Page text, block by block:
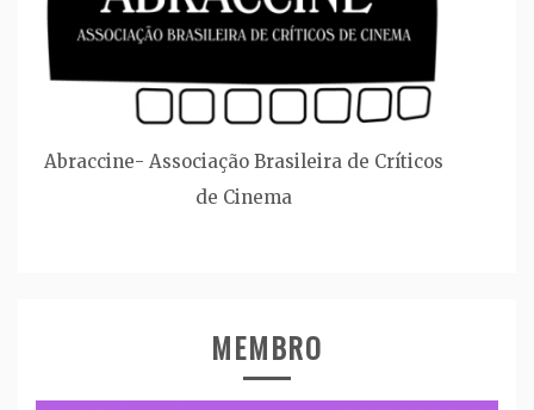
Abraccine- Associação Brasileira de Críticos
de Cinema
MEMBRO